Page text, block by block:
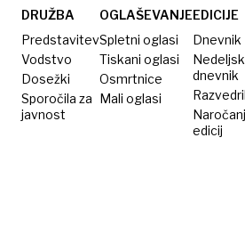
skupinsko
posilstvo
DRUŽBA
Predstavitev
Vodstvo
Dosežki
Sporočila za
javnost
OGLAŠEVANJE
Spletni oglasi
Tiskani oglasi
Osmrtnice
Mali oglasi
EDICIJE
Dnevnik
dnevnik
edicij